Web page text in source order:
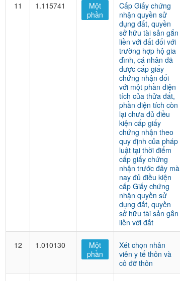
11 1.115741
Một
phần
Cấp Giấy chứng
nhận quyền sử
dụng đất, quyền
sở hữu tài sản gắn
liền với đất đối với
trường hợp hộ gia
đình, cá nhân đã
được cấp giấy
chứng nhận đối
với một phần diện
tích của thửa đất,
phần diện tích còn
lại chưa đủ điều
kiện cấp giấy
chứng nhận theo
quy định của pháp
luật tại thời điểm
cấp giấy chứng
nhận trước đây mà
nay đủ điều kiện
cấp Giấy chứng
nhận quyền sử
dụng đất, quyền
sở hữu tài sản gắn
liền với đất
12 1.010130
Một
phần
Xét chọn nhân
viên y tế thôn và
cô đỡ thôn